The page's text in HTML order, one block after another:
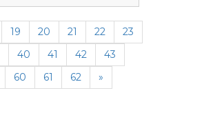
19 20 21 22
23
40 41 42
43
60 61 62 »